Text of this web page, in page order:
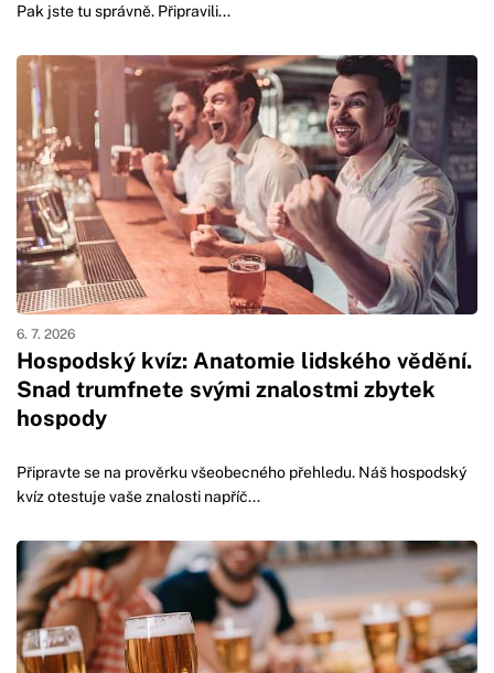
Pak jste tu správně. Připravili...
Hospodský kvíz: Anatomie lidského vědění.
Snad trumfnete svými znalostmi zbytek
hospody
6. 7. 2026
Připravte se na prověrku všeobecného přehledu. Náš hospodský
kvíz otestuje vaše znalosti napříč...